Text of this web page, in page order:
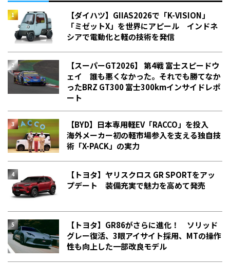
【ダイハツ】GIIAS2026で「K-VISION」
「ミゼットX」を世界にアピール インドネ
シアで電動化と軽の技術を発信
【スーパーGT2026】 第4戦 富士スピードウ
ェイ 誰も悪くなかった。それでも勝てなか
った――BRZ GT300 富士300kmインサイドレポ
ート
【BYD】日本専用軽EV「RACCO」を投入
海外メーカー初の軽市場参入を支える独自技
術「X-PACK」の実力
【トヨタ】ヤリスクロス GR SPORTをアッ
プデート 装備充実で魅力を高めて発売
【トヨタ】GR86がさらに進化！ ソリッド
グレー復活、3眼アイサイト採用、MTの操作
性も向上した一部改良モデル